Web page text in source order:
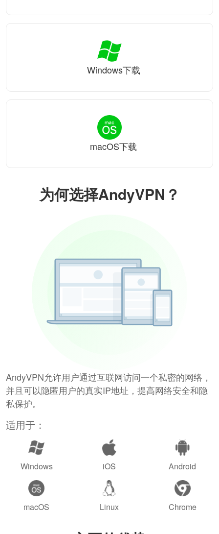
为何选择AndyVPN？
AndyVPN允许用户通过互联网访问一个私密的网络，
并且可以隐匿用户的真实IP地址，提高网络安全和隐
私保护。
适用于：
Windows iOS Android
macOS Linux Chrome
Windows下载
macOS下载